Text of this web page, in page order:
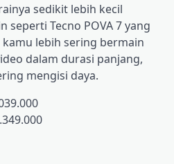
sedikit lebih kecil
seperti Tecno POVA 7 yang
kamu lebih sering bermain
dalam durasi panjang,
mengisi daya.